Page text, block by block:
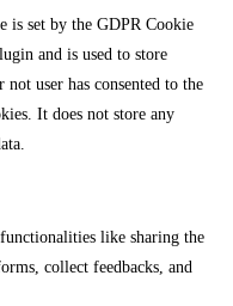
is set by the GDPR Cookie
and is used to store
not user has consented to the
It does not store any
like sharing the
collect feedbacks, and